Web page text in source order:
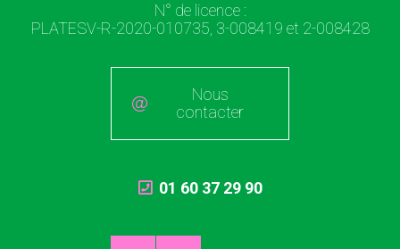
N° de licence :
PLATESV-R-2020-010735, 3-008419 et 2-008428
Nous
contacter
01 60 37 29 90